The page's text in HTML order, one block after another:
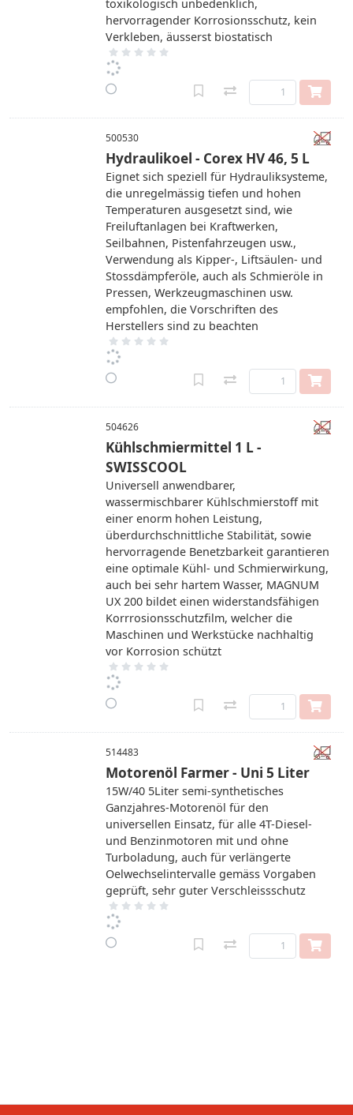
toxikologisch unbedenklich,
hervorragender Korrosionsschutz, kein
Verkleben, äusserst biostatisch
500530
Hydraulikoel - Corex HV 46, 5 L
Eignet sich speziell für Hydrauliksysteme,
die unregelmässig tiefen und hohen
Temperaturen ausgesetzt sind, wie
Freiluftanlagen bei Kraftwerken,
Seilbahnen, Pistenfahrzeugen usw.,
Verwendung als Kipper-, Liftsäulen- und
Stossdämpferöle, auch als Schmieröle in
Pressen, Werkzeugmaschinen usw.
empfohlen, die Vorschriften des
Herstellers sind zu beachten
504626
Kühlschmiermittel 1 L -
SWISSCOOL
Universell anwendbarer,
wassermischbarer Kühlschmierstoff mit
einer enorm hohen Leistung,
überdurchschnittliche Stabilität, sowie
hervorragende Benetzbarkeit garantieren
eine optimale Kühl- und Schmierwirkung,
auch bei sehr hartem Wasser, MAGNUM
UX 200 bildet einen widerstandsfähigen
Korrrosionsschutzfilm, welcher die
Maschinen und Werkstücke nachhaltig
vor Korrosion schützt
514483
Motorenöl Farmer - Uni 5 Liter
15W/40 5Liter semi-synthetisches
Ganzjahres-Motorenöl für den
universellen Einsatz, für alle 4T-Diesel-
und Benzinmotoren mit und ohne
Turboladung, auch für verlängerte
Oelwechselintervalle gemäss Vorgaben
geprüft, sehr guter Verschleissschutz